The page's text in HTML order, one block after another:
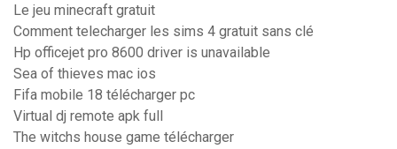
Le jeu minecraft gratuit
Comment telecharger les sims 4 gratuit sans clé
Hp officejet pro 8600 driver is unavailable
Sea of thieves mac ios
Fifa mobile 18 télécharger pc
Virtual dj remote apk full
The witchs house game télécharger